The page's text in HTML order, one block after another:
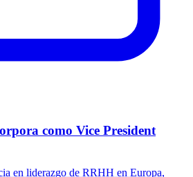
como Vice President
en liderazgo de RRHH en Europa,